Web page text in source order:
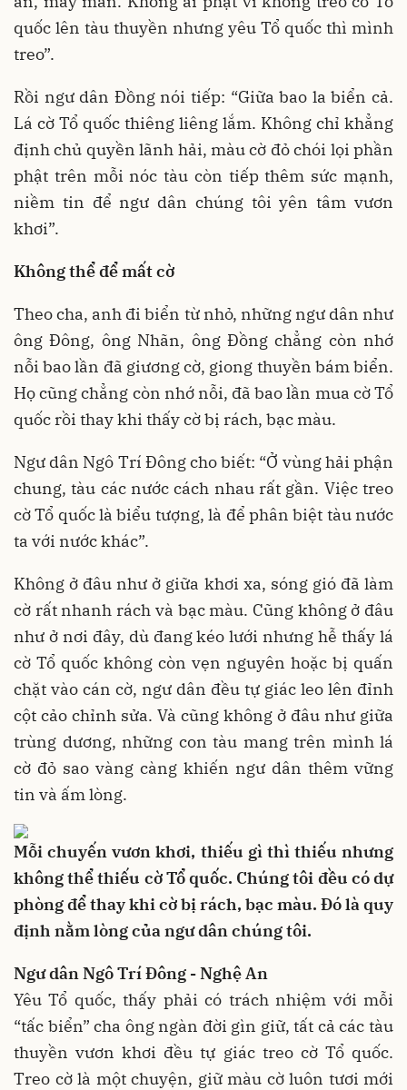
quốc lên tàu thuyền nhưng yêu Tổ quốc thì mình
treo”.
Rồi ngư dân Đồng nói tiếp: “Giữa bao la biển cả.
Lá cờ Tổ quốc thiêng liêng lắm. Không chỉ khẳng
định chủ quyền lãnh hải, màu cờ đỏ chói lọi phần
phật trên mỗi nóc tàu còn tiếp thêm sức mạnh,
niềm tin để ngư dân chúng tôi yên tâm vươn
khơi”.
Không thể để mất cờ
Theo cha, anh đi biển từ nhỏ, những ngư dân như
ông Đông, ông Nhãn, ông Đồng chẳng còn nhớ
nỗi bao lần đã giương cờ, giong thuyền bám biển.
Họ cũng chẳng còn nhớ nỗi, đã bao lần mua cờ Tổ
quốc rồi thay khi thấy cờ bị rách, bạc màu.
Ngư dân Ngô Trí Đông cho biết: “Ở vùng hải phận
chung, tàu các nước cách nhau rất gần. Việc treo
cờ Tổ quốc là biểu tượng, là để phân biệt tàu nước
ta với nước khác”.
Không ở đâu như ở giữa khơi xa, sóng gió đã làm
cờ rất nhanh rách và bạc màu. Cũng không ở đâu
như ở nơi đây, dù đang kéo lưới nhưng hễ thấy lá
cờ Tổ quốc không còn vẹn nguyên hoặc bị quấn
chặt vào cán cờ, ngư dân đều tự giác leo lên đỉnh
cột cảo chỉnh sửa. Và cũng không ở đâu như giữa
trùng dương, những con tàu mang trên mình lá
cờ đỏ sao vàng càng khiến ngư dân thêm vững
tin và ấm lòng.
Mỗi chuyến vươn khơi, thiếu gì thì thiếu nhưng
không thể thiếu cờ Tổ quốc. Chúng tôi đều có dự
phòng để thay khi cờ bị rách, bạc màu. Đó là quy
định nằm lòng của ngư dân chúng tôi.
Ngư dân Ngô Trí Đông - Nghệ An
Yêu Tổ quốc, thấy phải có trách nhiệm với mỗi
“tấc biển” cha ông ngàn đời gìn giữ, tất cả các tàu
thuyền vươn khơi đều tự giác treo cờ Tổ quốc.
Treo cờ là một chuyện, giữ màu cờ luôn tươi mới